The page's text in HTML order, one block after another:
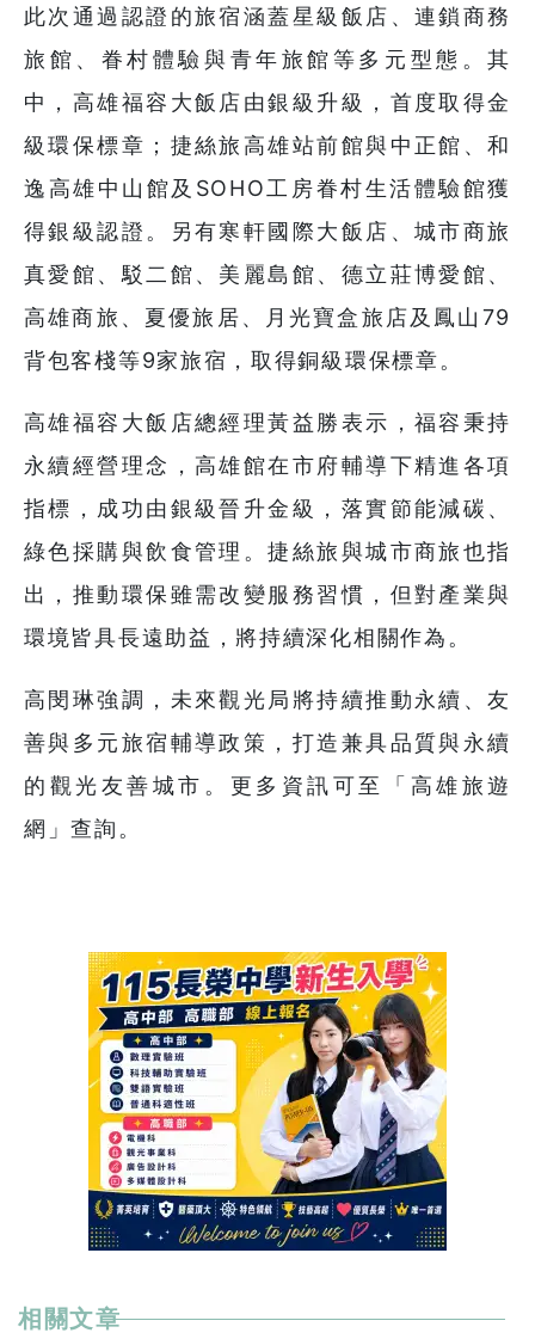
此次通過認證的旅宿涵蓋星級飯店、連鎖商務
旅館、眷村體驗與青年旅館等多元型態。其
中，高雄福容大飯店由銀級升級，首度取得金
級環保標章；捷絲旅高雄站前館與中正館、和
逸高雄中山館及SOHO工房眷村生活體驗館獲
得銀級認證。另有寒軒國際大飯店、城市商旅
真愛館、駁二館、美麗島館、德立莊博愛館、
高雄商旅、夏優旅居、月光寶盒旅店及鳳山79
背包客棧等9家旅宿，取得銅級環保標章。
高雄福容大飯店總經理黃益勝表示，福容秉持
永續經營理念，高雄館在市府輔導下精進各項
指標，成功由銀級晉升金級，落實節能減碳、
綠色採購與飲食管理。捷絲旅與城市商旅也指
出，推動環保雖需改變服務習慣，但對產業與
環境皆具長遠助益，將持續深化相關作為。
高閔琳強調，未來觀光局將持續推動永續、友
善與多元旅宿輔導政策，打造兼具品質與永續
的觀光友善城市。更多資訊可至「高雄旅遊
網」查詢。
相關文章